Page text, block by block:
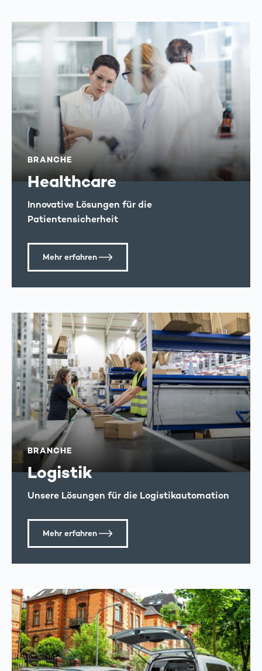
BRANCHE
Healthcare
Innovative Lösungen für die
Patientensicherheit
Mehr erfahren
BRANCHE
Logistik
Unsere Lösungen für die Logistikautomation
Mehr erfahren